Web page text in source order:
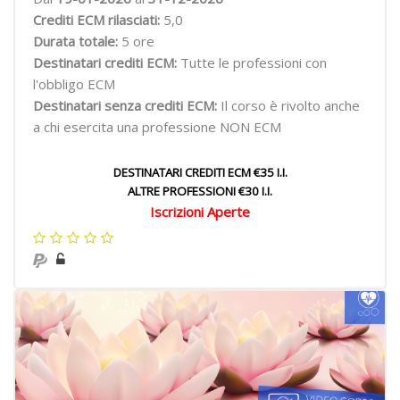
Crediti ECM rilasciati: 5,0
Durata totale: 5 ore
Destinatari crediti ECM: Tutte le professioni con
l'obbligo ECM
Destinatari senza crediti ECM: Il corso è rivolto anche
a chi esercita una professione NON ECM
DESTINATARI CREDITI ECM €35 I.I.
ALTRE PROFESSIONI €30 I.I.
Iscrizioni Aperte